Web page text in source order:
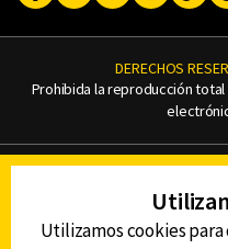
DERECHOS
Prohibida la reproducción
AVISO
DEFENSORÍA
Utilizamos cookies